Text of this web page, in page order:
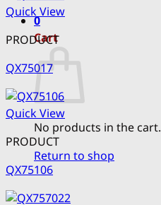
0
Cart
No products in the cart.
Return to shop
Quick View
PRODUCT
QX75017
Quick View
PRODUCT
QX75106